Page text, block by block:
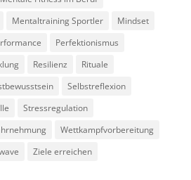
Mentaltraining Sportler
Mindset
Perfektionismus
Resilienz
Rituale
Selbstreflexion
Stressregulation
Wettkampfvorbereitung
Ziele erreichen